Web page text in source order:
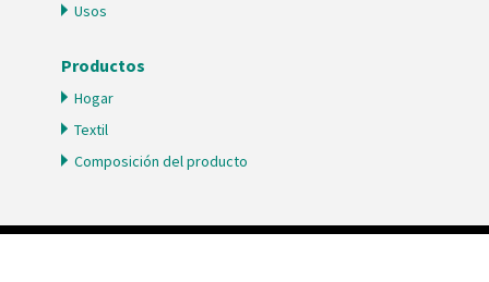
Usos
Productos
Hogar
Textil
Composición del producto